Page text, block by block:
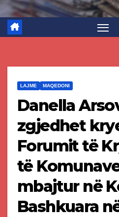
LAJME MAQEDONI
Danella
zgjedhet
Forumit të
të
mbajtur në
Bashkuara